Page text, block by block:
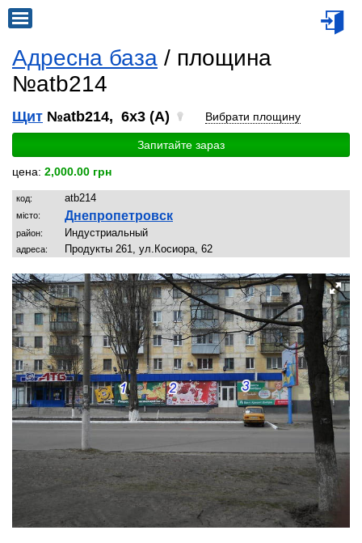
Адресна база / площина
№atb214
Щит №atb214, 6x3 (A) Вибрати площину
Запитайте зараз
цена: 2,000.00 грн
код: atb214
місто: Днепропетровск
район: Индустриальный
адреса: Продукты 261, ул.Косиора, 62